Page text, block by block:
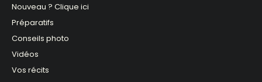
Nouveau ? Clique ici
Préparatifs
Conseils photo
Vidéos
Vos récits